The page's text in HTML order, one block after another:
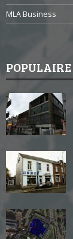
MLA Business